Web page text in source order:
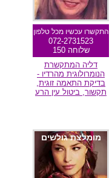
התקשרו עכשיו מכל טלפון
072-2731523
שלוחה 150
דליה המתקשרת
הנומרולוגית מהרדיו -
בדיקת התאמה זוגית,
תקשור, ביטול עין הרע
מומלצת גולשים